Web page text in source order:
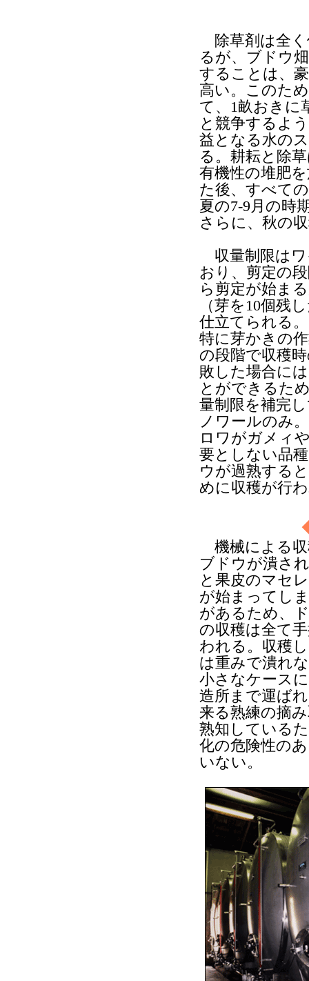
除草剤は全く
るが、ブドウ
することは、
高い。このた
て、1畝おきに
と競争するよ
益となる水の
る。耕耘と除
有機性の堆肥
た後、すべて
夏の7-9月の時
さらに、秋の
収量制限はワ
おり、剪定の
ら剪定が始ま
（芽を10個残
仕立てられる
特に芽かきの
の段階で収穫
敗した場合に
とができるた
量制限を補完
ノワールのみ
ロワがガメィ
要としない品
ウが過熟する
めに収穫が行
機械による
ブドウが潰さ
と果皮のマセ
が始まってし
があるため、
の収穫は全て
われる。収穫
は重みで潰れ
小さなケース
造所まで運ば
来る熟練の摘
熟知している
化の危険性の
いない。